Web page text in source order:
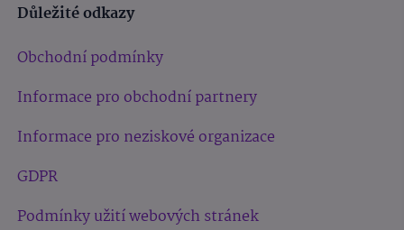
Důležité odkazy
Obchodní podmínky
Informace pro obchodní partnery
Informace pro neziskové organizace
GDPR
Podmínky užití webových stránek